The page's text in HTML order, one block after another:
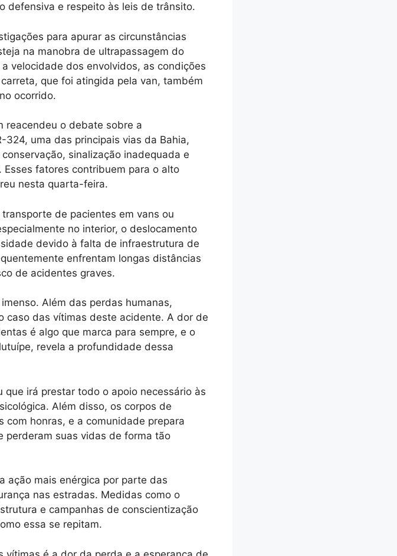
defensiva e respeito às leis de trânsito.
para apurar as circunstâncias
na manobra de ultrapassagem do
velocidade dos envolvidos, as condições
que foi atingida pela van, também
ocorrido.
reacendeu o debate sobre a
uma das principais vias da Bahia,
sinalização inadequada e
fatores contribuem para o alto
nesta quarta-feira.
de pacientes em vans ou
no interior, o deslocamento
devido à falta de infraestrutura de
enfrentam longas distâncias
de acidentes graves.
Além das perdas humanas,
caso das vítimas deste acidente. A dor de
é algo que marca para sempre, e o
revela a profundidade dessa
irá prestar todo o apoio necessário às
Além disso, os corpos de
com honras, e a comunidade prepara
perderam suas vidas de forma tão
ação mais enérgica por parte das
nas estradas. Medidas como o
e campanhas de conscientização
essa se repitam.